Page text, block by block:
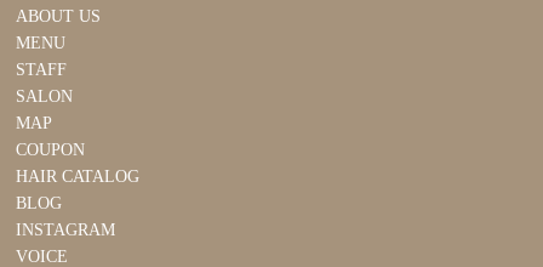
ABOUT US
MENU
STAFF
SALON
MAP
COUPON
HAIR CATALOG
BLOG
INSTAGRAM
VOICE